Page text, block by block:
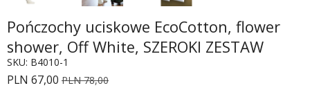
Pończochy uciskowe EcoCotton, flower
shower, Off White, SZEROKI ZESTAW
SKU: B4010-1
PLN 67,00 PLN 78,00